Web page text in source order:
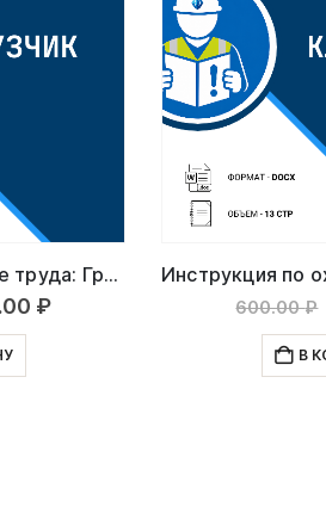
Инструкция по охране труда: Грузчик
₽Текущая
600.00₽
В